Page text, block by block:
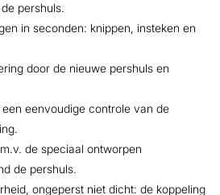
pershuls.
in seconden: knippen, insteken en
door de nieuwe pershuls en
eenvoudige controle van de
de speciaal ontworpen
de pershuls.
ongeperst niet dicht: de koppeling